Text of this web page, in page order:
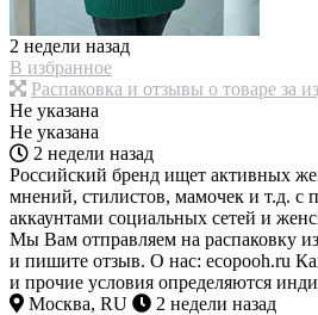
2 недели назад
В избранное
Распаковка и отзывы о товаре за
Не указана
Не указана
2 недели назад
Российский бренд ищет активных
мнений, стилистов, мамочек и т.д. с
аккаунтами социальных сетей и
Мы Вам отправляем на распаковку
и пишите отзыв. О нас: ecopooh.ru
и прочие условия определяются
Москва, RU
2 недели назад